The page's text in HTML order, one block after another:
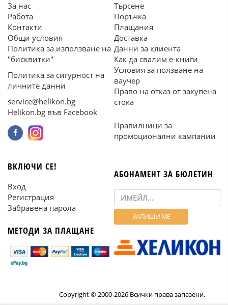
За нас
Работа
Контакти
Общи условия
Политика за използване на
"бисквитки"
Политика за сигурност на
личните данни
service@helikon.bg
Helikon.bg във Facebook
Търсене
Поръчка
Плащания
Доставка
Данни за клиента
Как да свалим е-книги
Условия за ползване на
ваучер
Право на отказ от закупена
стока
Правилници за
промоционални кампании
ВКЛЮЧИ СЕ!
Вход
Регистрация
Забравена парола
МЕТОДИ ЗА ПЛАЩАНЕ
АБОНАМЕНТ ЗА БЮЛЕТИН
Copyright © 2000-2026 Всички права запазени.